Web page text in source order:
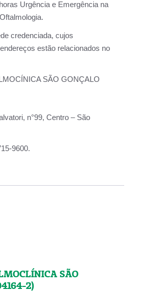
Urgência e Emergência na
credenciada, cujos
estão relacionados no
SÃO GONÇALO
n°99, Centro – São
9600.
SÃO
2)